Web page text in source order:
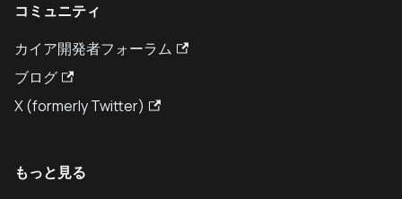
コミュニティ
カイア開発者フォーラム
ブログ
X (formerly Twitter)
もっと見る